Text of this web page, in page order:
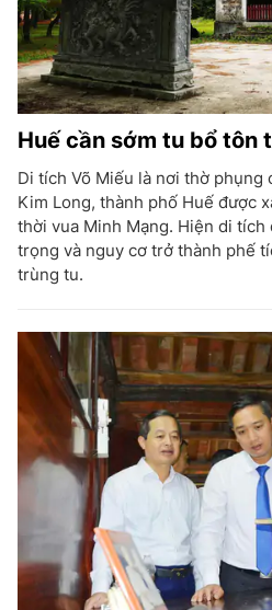
Huế cần sớm tu bổ tôn
Di tích Võ Miếu là nơi thờ phụng
Kim Long, thành phố Huế được
thời vua Minh Mạng. Hiện di tích
trọng và nguy cơ trở thành phế
trùng tu.